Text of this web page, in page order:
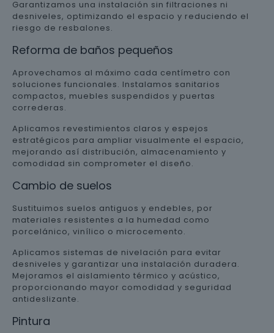
Garantizamos una instalación sin filtraciones ni
desniveles, optimizando el espacio y reduciendo el
riesgo de resbalones.
Reforma de baños pequeños
Aprovechamos al máximo cada centímetro con
soluciones funcionales. Instalamos sanitarios
compactos, muebles suspendidos y puertas
correderas.
Aplicamos revestimientos claros y espejos
estratégicos para ampliar visualmente el espacio,
mejorando así distribución, almacenamiento y
comodidad sin comprometer el diseño.
Cambio de suelos
Sustituimos suelos antiguos y endebles, por
materiales resistentes a la humedad como
porcelánico, vinílico o microcemento.
Aplicamos sistemas de nivelación para evitar
desniveles y garantizar una instalación duradera.
Mejoramos el aislamiento térmico y acústico,
proporcionando mayor comodidad y seguridad
antideslizante.
Pintura